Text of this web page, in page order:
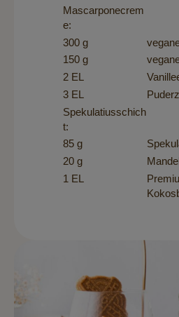
Mascarponecrem
e:
300 g
150 g
2 EL
3 EL
Spekulatiusschich
t:
85 g
20 g
1 EL